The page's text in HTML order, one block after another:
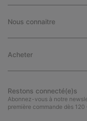
Nous connaitre
Acheter
Restons connecté(e)s
Abonnez-vous à notre
première commande dès 120